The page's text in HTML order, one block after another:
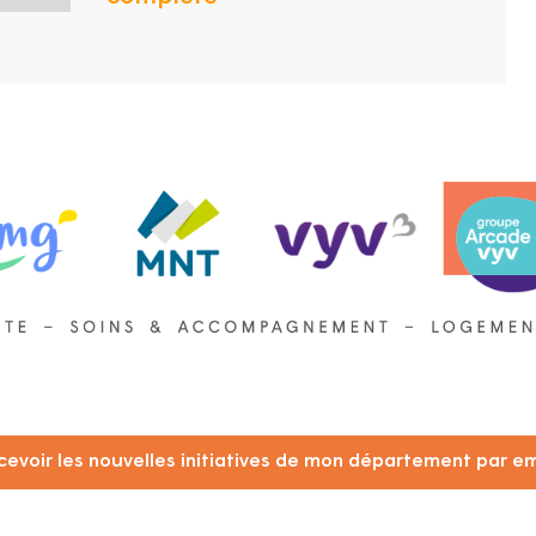
les nouvelles initiatives de mon département par